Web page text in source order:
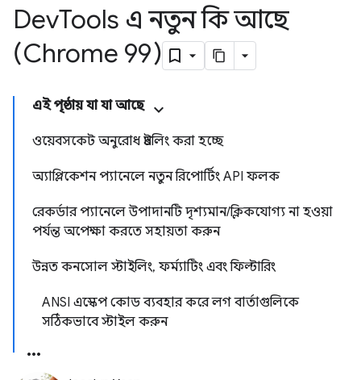
DevTools এ নতুন কি আছে
(Chrome 99)
এই পৃষ্ঠায় যা যা আছে
ওয়েবসকেট অনুরোধ থ্রটলিং করা হচ্ছে
অ্যাপ্লিকেশন প্যানেলে নতুন রিপোর্টিং API ফলক
রেকর্ডার প্যানেলে উপাদানটি দৃশ্যমান/ক্লিকযোগ্য না হওয়া
পর্যন্ত অপেক্ষা করতে সহায়তা করুন
উন্নত কনসোল স্টাইলিং, ফর্ম্যাটিং এবং ফিল্টারিং
ANSI এস্কেপ কোড ব্যবহার করে লগ বার্তাগুলিকে
সঠিকভাবে স্টাইল করুন